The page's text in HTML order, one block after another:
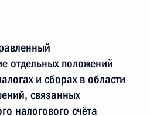
отдельных положений
и сборах в области
связанных
налогового счёта